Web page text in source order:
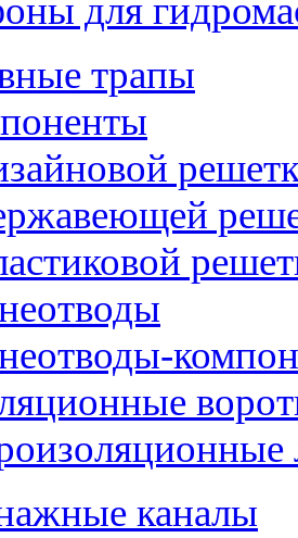
для
трапы
каналы